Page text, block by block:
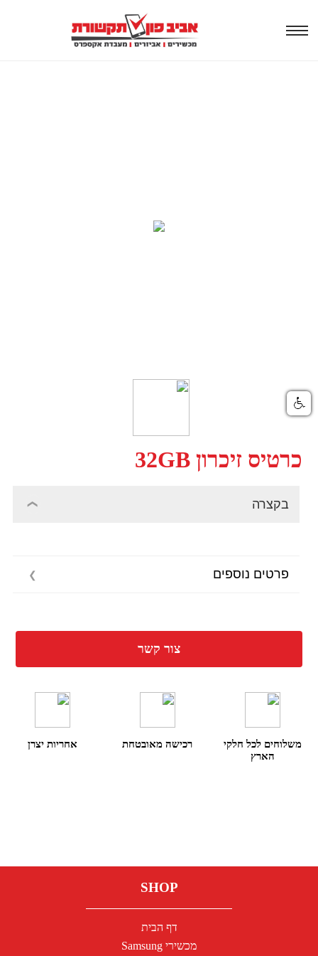
כרטיס זיכרון 32GB
בקצרה
פרטים נוספים
צור קשר
משלוחים לכל חלקי
הארץ
רכישה מאובטחת אחריות יצרן
SHOP
דף הבית
מכשירי Samsung